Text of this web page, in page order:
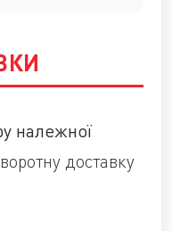
належної
доставку